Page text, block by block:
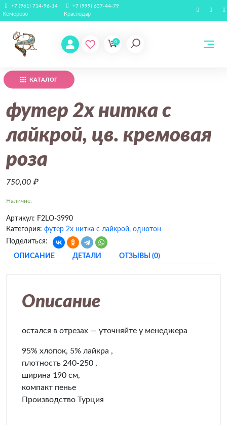
+7 (961) 714-96-14
Кемерово
+7 (999) 637-44-79
Краснодар
0
КАТАЛОГ
футер 2х нитка с
лайкрой, цв. кремовая
роза
750,00 ₽
Наличие:
Add to Wishlist
Артикул: F2LO-3990
Категория: футер 2х нитка с лайкрой, однотон
Поделиться:
ОПИСАНИЕ ДЕТАЛИ ОТЗЫВЫ (0)
Описание
остался в отрезах — уточняйте у менеджера
95% хлопок, 5% лайкра ,
плотность 240-250 ,
ширина 190 см,
компакт пенье
Производство Турция